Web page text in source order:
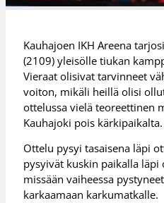
Kauhajoen IKH Areena
(2109) yleisölle tiukan
Vieraat olisivat tarvinneet
voiton, mikäli heillä olisi
ottelussa vielä teoreettinen
Kauhajoki pois kärkipaikalta.
Ottelu pysyi tasaisena läpi
pysyivät kuskin paikalla
missään vaiheessa pystyneet
karkaamaan karkumatkalle.